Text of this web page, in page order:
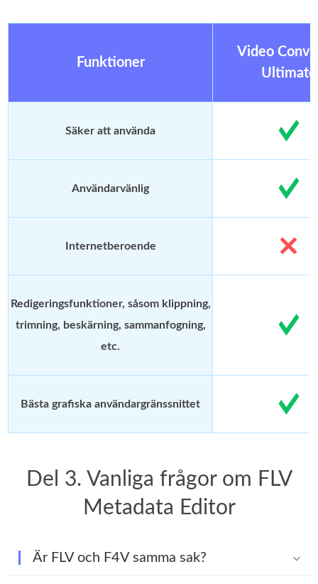
Funktioner
Video
Ultimate
Säker att använda
Användarvänlig
Internetberoende
Redigeringsfunktioner, såsom klippning,
trimning, beskärning, sammanfogning,
etc.
Bästa grafiska användargränssnittet
Del 3. Vanliga frågor om FLV
Metadata Editor
Är FLV och F4V samma sak?